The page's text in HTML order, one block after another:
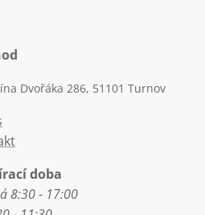
Dvořáka 286, 51101 Turnov
doba
8:30 - 17:00